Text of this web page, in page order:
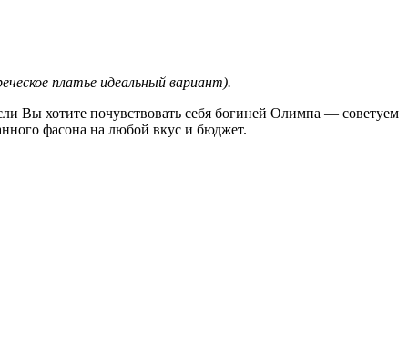
платье идеальный вариант).
Вы хотите почувствовать себя богиней Олимпа — советуем
фасона на любой вкус и бюджет.